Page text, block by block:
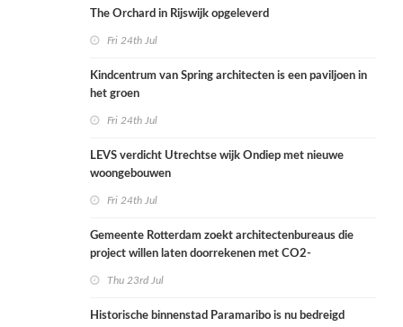
The Orchard in Rijswijk opgeleverd
Fri 24th Jul
Kindcentrum van Spring architecten is een paviljoen in
het groen
Fri 24th Jul
LEVS verdicht Utrechtse wijk Ondiep met nieuwe
woongebouwen
Fri 24th Jul
Gemeente Rotterdam zoekt architectenbureaus die
project willen laten doorrekenen met CO2-
Thu 23rd Jul
Historische binnenstad Paramaribo is nu bedreigd